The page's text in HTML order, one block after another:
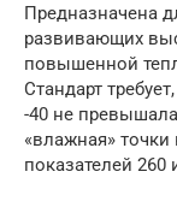
Предназначена
развивающих
повышенной
Стандарт
-40 не
«влажная»
показателей 260